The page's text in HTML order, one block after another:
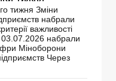
тижня Зміни
набрали
важливості
03.07.2026 набрали
Міноборони
Через